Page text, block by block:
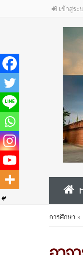
เข้าสู่ระ
การศึกษา »